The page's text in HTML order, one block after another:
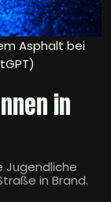
Asphalt bei
in
Jugendliche
in Brand.